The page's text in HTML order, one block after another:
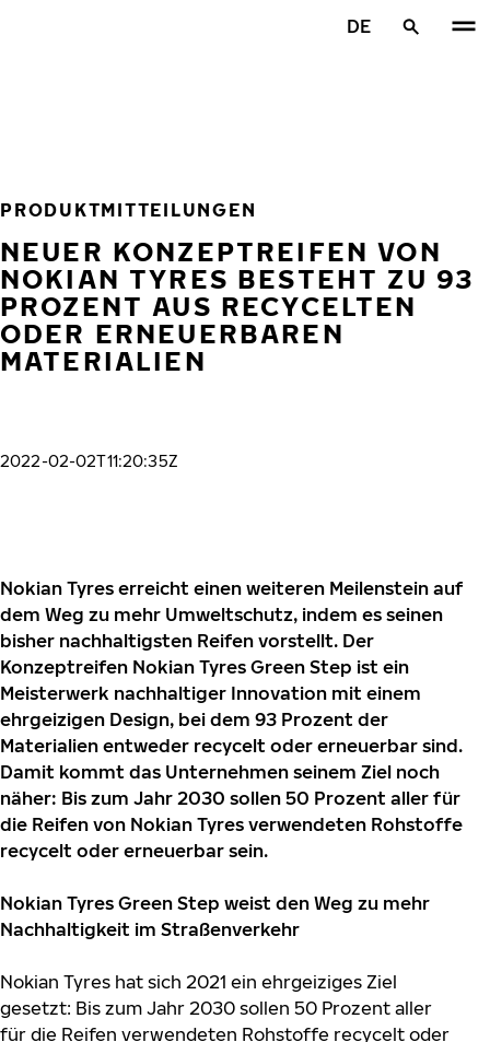
DE
PRODUKTMITTEILUNGEN
NEUER KONZEPTREIFEN VON
NOKIAN TYRES BESTEHT ZU 93
PROZENT AUS RECYCELTEN
ODER ERNEUERBAREN
MATERIALIEN
2022-02-02T11:20:35Z
Nokian Tyres erreicht einen weiteren Meilenstein auf
dem Weg zu mehr Umweltschutz, indem es seinen
bisher nachhaltigsten Reifen vorstellt. Der
Konzeptreifen Nokian Tyres Green Step ist ein
Meisterwerk nachhaltiger Innovation mit einem
ehrgeizigen Design, bei dem 93 Prozent der
Materialien entweder recycelt oder erneuerbar sind.
Damit kommt das Unternehmen seinem Ziel noch
näher: Bis zum Jahr 2030 sollen 50 Prozent aller für
die Reifen von Nokian Tyres verwendeten Rohstoffe
recycelt oder erneuerbar sein.
Nokian Tyres Green Step weist den Weg zu mehr
Nachhaltigkeit im Straßenverkehr
Nokian Tyres hat sich 2021 ein ehrgeiziges Ziel
gesetzt: Bis zum Jahr 2030 sollen 50 Prozent aller
für die Reifen verwendeten Rohstoffe recycelt oder